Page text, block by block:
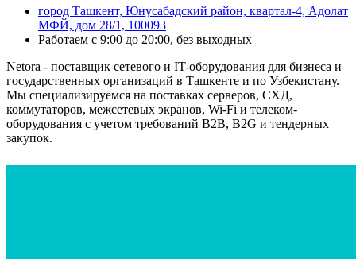
город Ташкент, Юнусабадский район, квартал-4, Адолат
МФЙ, дом 28/1, 100093
Работаем с 9:00 до 20:00, без выходных
Netora - поставщик сетевого и IT-оборудования для бизнеса и
государственных организаций в Ташкенте и по Узбекистану.
Мы специализируемся на поставках серверов, СХД,
коммутаторов, межсетевых экранов, Wi-Fi и телеком-
оборудования с учетом требований B2B, B2G и тендерных
закупок.